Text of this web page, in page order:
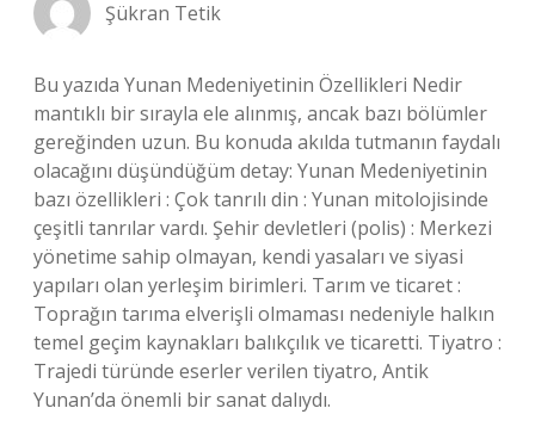
Şükran Tetik
Bu yazıda Yunan Medeniyetinin Özellikleri Nedir
mantıklı bir sırayla ele alınmış, ancak bazı bölümler
gereğinden uzun. Bu konuda akılda tutmanın faydalı
olacağını düşündüğüm detay: Yunan Medeniyetinin
bazı özellikleri : Çok tanrılı din : Yunan mitolojisinde
çeşitli tanrılar vardı. Şehir devletleri (polis) : Merkezi
yönetime sahip olmayan, kendi yasaları ve siyasi
yapıları olan yerleşim birimleri. Tarım ve ticaret :
Toprağın tarıma elverişli olmaması nedeniyle halkın
temel geçim kaynakları balıkçılık ve ticaretti. Tiyatro :
Trajedi türünde eserler verilen tiyatro, Antik
Yunan’da önemli bir sanat dalıydı.